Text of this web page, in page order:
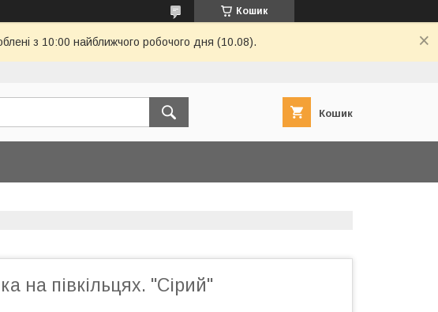
Кошик
з 10:00 найближчого робочого дня (10.08).
Кошик
на півкільцях. "Сірий"